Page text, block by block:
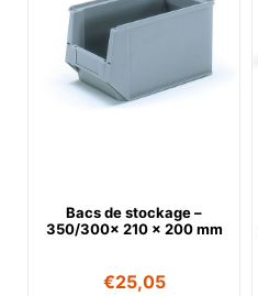
Bacs de stockage –
350/300x 210 x 200 mm
€25,05